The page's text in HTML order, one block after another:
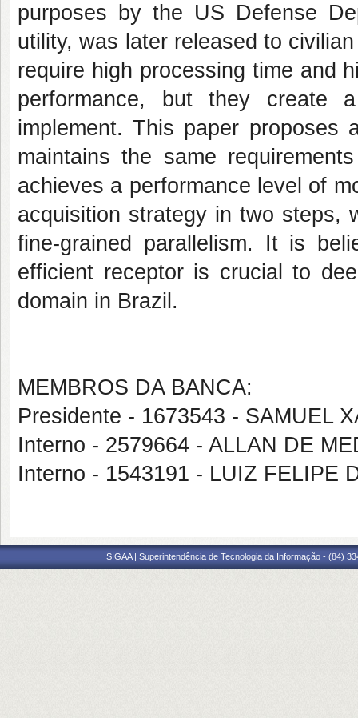
purposes by the US Defense
utility, was later released to
require high processing time and
performance, but they create
implement. This paper proposes
maintains the same
achieves a performance level of
acquisition strategy in two steps,
fine-grained parallelism. It is
efficient receptor is crucial to
domain in Brazil.
MEMBROS DA BANCA:
Presidente - 1673543 - SAMUEL
Interno - 2579664 - ALLAN DE
Interno - 1543191 - LUIZ FELIPE
SIGAA | Superintendência de Tecnologia da Informação - (84)